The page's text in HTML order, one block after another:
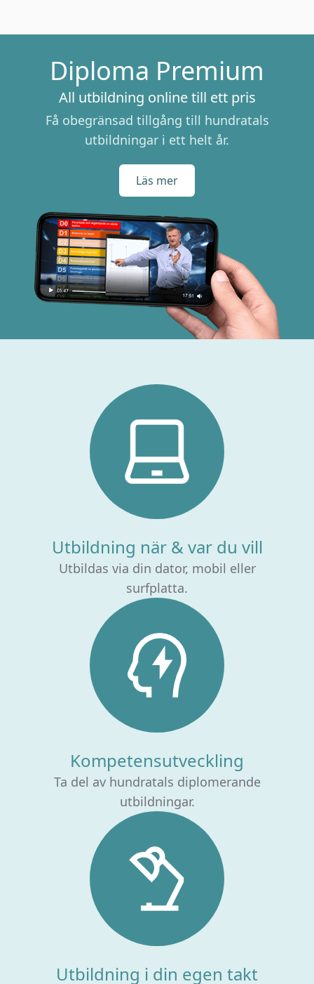
Diploma Premium
All utbildning online till ett pris
Få obegränsad tillgång till hundratals
utbildningar i ett helt år.
Läs mer
Utbildning när & var du vill
Utbildas via din dator, mobil eller
surfplatta.
Kompetensutveckling
Ta del av hundratals diplomerande
utbildningar.
Utbildning i din egen takt